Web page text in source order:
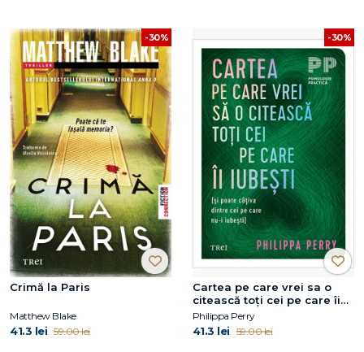
-30%
Crimă la Paris
Matthew Blake
41.3 lei 59.00 lei
-30%
Cartea pe care vrei sa o
citească toți cei pe care îi
iubești
Philippa Perry
41.3 lei 59.00 lei